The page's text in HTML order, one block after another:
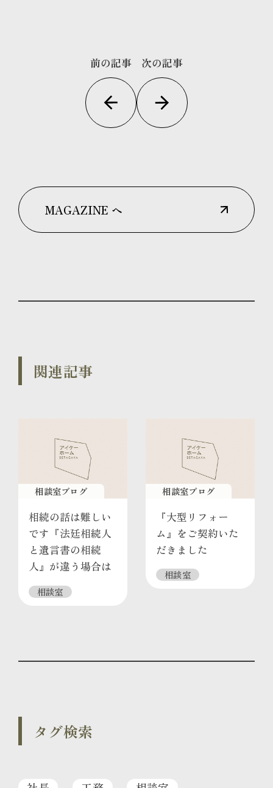
前の記事 次の記事
MAGAZINE へ
関連記事
相談室ブログ
相続の話は難しい
です『法廷相続人
と遺言書の相続
人』が違う場合は
どちらが相続か？
相談室
相談室ブログ
『大型リフォー
ム』をご契約いた
だきました
相談室
タグ検索